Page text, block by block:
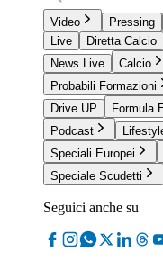
Video Pressing
Live
Diretta Calcio
News Live
Calcio
Probabili Formazioni
Drive UP
Formula
Podcast
Speciali Europei
Speciale Scudetti
Seguici anche su